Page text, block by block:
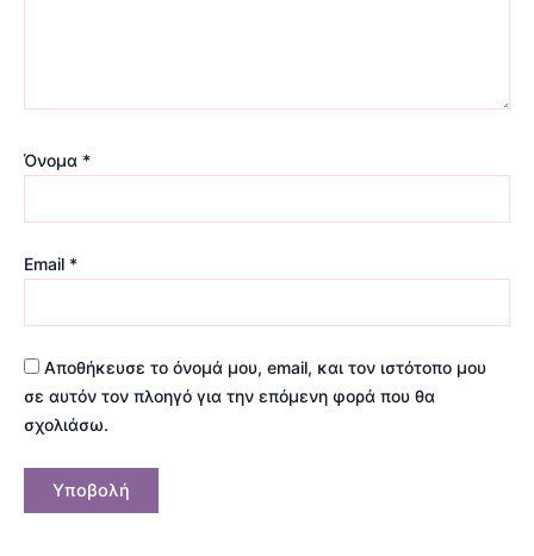
Όνομα *
Email *
Αποθήκευσε το όνομά μου, email, και τον ιστότοπο μου
σε αυτόν τον πλοηγό για την επόμενη φορά που θα
σχολιάσω.